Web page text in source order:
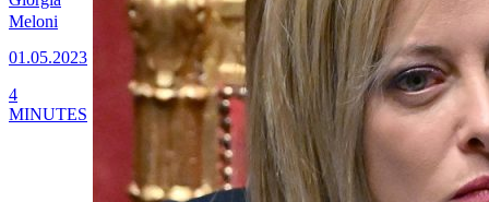
Meloni
01.05.2023
4
MINUTES